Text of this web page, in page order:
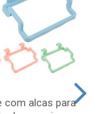
com alcas para